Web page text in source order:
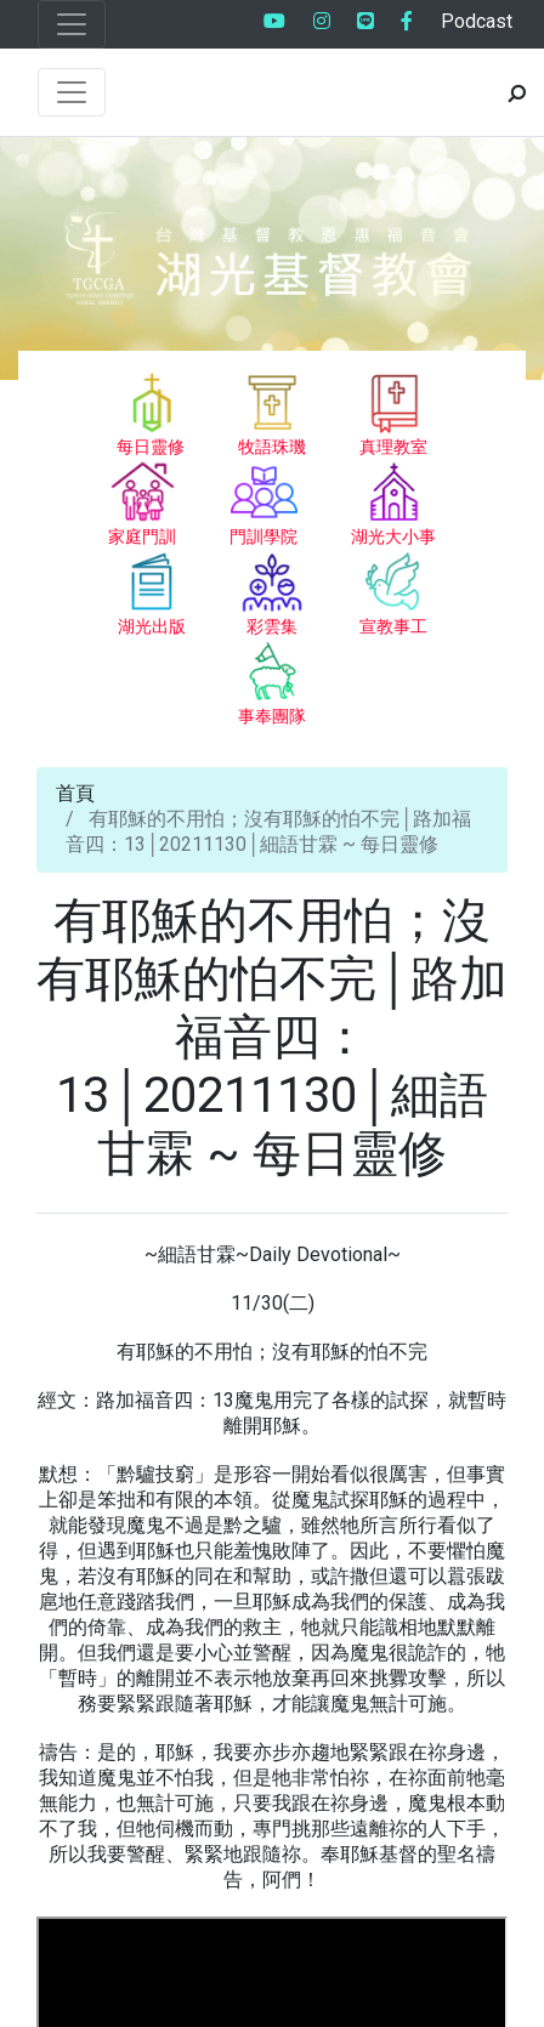
Podcast
每日靈修 牧語珠璣 真理教室
家庭門訓 門訓學院 湖光大小事
湖光出版 彩雲集 宣教事工
事奉團隊
首頁
有耶穌的不用怕；沒有耶穌的怕不完│路加福
音四：13│20211130│細語甘霖 ~ 每日靈修
有耶穌的不用怕；沒
有耶穌的怕不完│路加
福音四：
13│20211130│細語
甘霖 ~ 每日靈修
~細語甘霖~Daily Devotional~
11/30(二)
有耶穌的不用怕；沒有耶穌的怕不完
經文：路加福音四：13魔鬼用完了各樣的試探，就暫時
離開耶穌。
默想：「黔驢技窮」是形容一開始看似很厲害，但事實
上卻是笨拙和有限的本領。從魔鬼試探耶穌的過程中，
就能發現魔鬼不過是黔之驢，雖然牠所言所行看似了
得，但遇到耶穌也只能羞愧敗陣了。因此，不要懼怕魔
鬼，若沒有耶穌的同在和幫助，或許撒但還可以囂張跋
扈地任意踐踏我們，一旦耶穌成為我們的保護、成為我
們的倚靠、成為我們的救主，牠就只能識相地默默離
開。但我們還是要小心並警醒，因為魔鬼很詭詐的，牠
「暫時」的離開並不表示牠放棄再回來挑釁攻擊，所以
務要緊緊跟隨著耶穌，才能讓魔鬼無計可施。
禱告：是的，耶穌，我要亦步亦趨地緊緊跟在祢身邊，
我知道魔鬼並不怕我，但是牠非常怕祢，在祢面前牠毫
無能力，也無計可施，只要我跟在祢身邊，魔鬼根本動
不了我，但牠伺機而動，專門挑那些遠離祢的人下手，
所以我要警醒、緊緊地跟隨祢。奉耶穌基督的聖名禱
告，阿們！